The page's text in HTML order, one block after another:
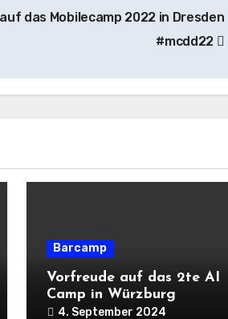
das Mobilecamp 2022 in Dresden
#mcdd22
Barcamp
Vorfreude auf das 2te AI
Camp in Würzburg
4. September 2024